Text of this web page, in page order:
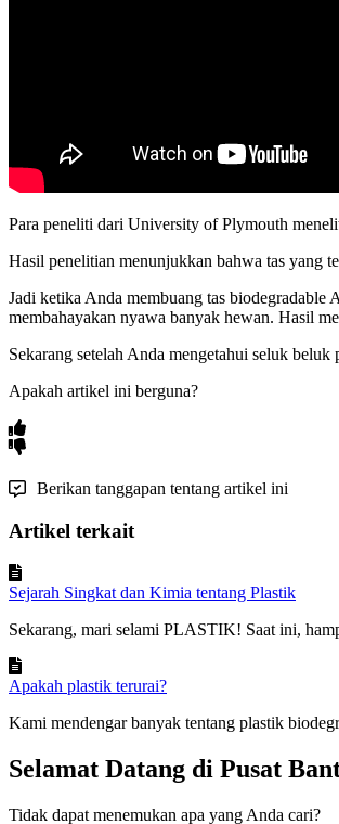
Para peneliti dari University of Plymouth
Hasil penelitian menunjukkan bahwa tas yang
Jadi ketika Anda membuang tas biodegradable
membahayakan nyawa banyak hewan. Hasil
Sekarang setelah Anda mengetahui seluk beluk
Apakah artikel ini berguna?
Berikan tanggapan tentang artikel ini
Artikel terkait
Sejarah Singkat dan Kimia tentang Plastik
Sekarang, mari selami PLASTIK! Saat ini,
Apakah plastik terurai?
Kami mendengar banyak tentang plastik
Selamat Datang di Pusat
Tidak dapat menemukan apa yang Anda cari?